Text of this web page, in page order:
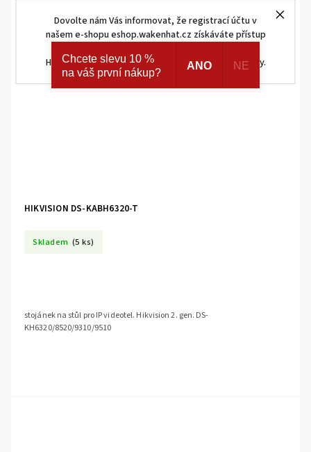
Dovolte nám Vás informovat, že registrací účtu v
našem e-shopu eshop.wakenhat.cz získáváte přístup
HOMEMATIC IP. Navíc registrací získáváte různé slevy.
HIKVISION DS-KABH6320-T
Skladem (5 ks)
stojánek na stůl pro IP videotel. Hikvision 2. gen. DS-
KH6320/8520/9310/9510
Chcete slevu 10 %
na váš první nákup?
ANO NE